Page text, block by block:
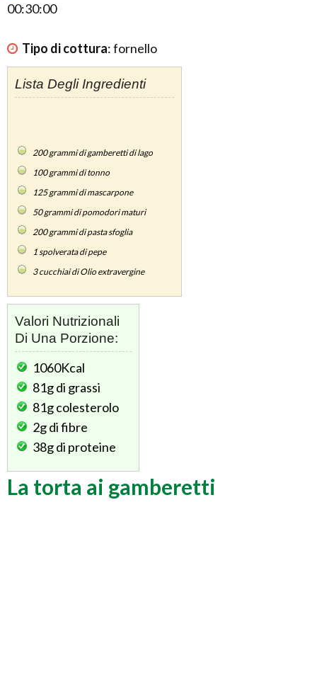
00:30:00
Tipo di cottura:fornello
Lista Degli Ingredienti
200grammi di gamberetti di lago
100grammi di tonno
125grammi di mascarpone
50grammi di pomodori maturi
200grammi di pasta sfoglia
1spolverata di pepe
3cucchiai di Olio extravergine
Valori Nutrizionali
Di Una Porzione:
1060Kcal
81gdi grassi
81gcolesterolo
2gdi fibre
38gdi proteine
La torta ai gamberetti